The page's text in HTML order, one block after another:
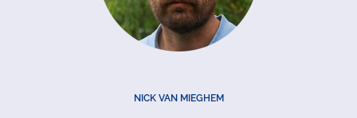
NICK VAN MIEGHEM